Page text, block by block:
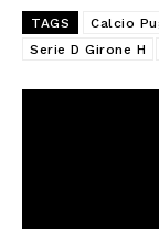
TAGS Calcio
Serie D Girone H